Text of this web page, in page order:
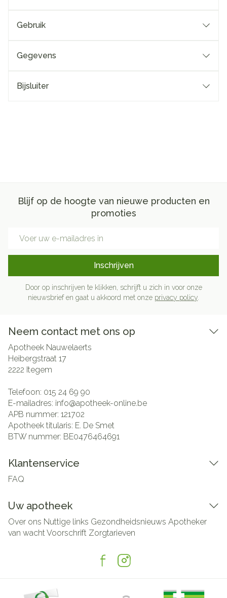
Gebruik
Gegevens
Bijsluiter
Blijf op de hoogte van nieuwe producten en
promoties
Inschrijven
Door op inschrijven te klikken, schrijft u zich in voor onze
nieuwsbrief en gaat u akkoord met onze privacy policy
Neem contact met ons op
Apotheek Nauwelaerts
Heibergstraat 17
2222 Itegem
Telefoon: 015 24 69 90
E-mailadres: info@apotheek-online.be
APB nummer: 121702
Apotheek titularis: E. De Smet
BTW nummer: BE0476464691
Klantenservice
FAQ
Uw apotheek
Over ons Nuttige links Gezondheidsnieuws Apotheker
van wachtVoorschrift Zorgtarieven